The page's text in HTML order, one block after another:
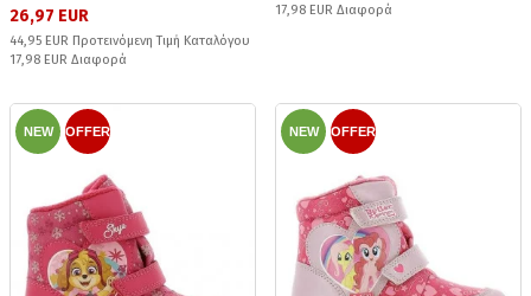
26,97 EUR
44,95 EUR Προτεινόμενη Τιμή Καταλόγου
17,98 EUR Διαφορά
17,98 EUR Διαφορά
NEW OFFER NEW OFFER